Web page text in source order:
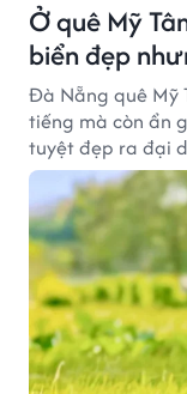
Ở quê Mỹ
biển đẹp
Đà Nẵng quê Mỹ
tiếng mà còn ẩn
tuyệt đẹp ra đại